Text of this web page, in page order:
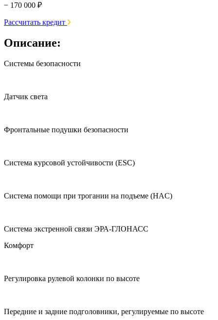
− 170 000 ₽
Рассчитать кредит
Описание:
Системы безопасности
Датчик света
Фронтальные подушки безопасности
Система курсовой устойчивости (ESC)
Система помощи при трогании на подъеме (HAC)
Система экстренной связи ЭРА-ГЛОНАСС
Комфорт
Регулировка рулевой колонки по высоте
Передние и задние подголовники, регулируемые по высоте